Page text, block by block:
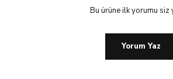
Bu ürüne ilk yorumu siz
Yorum Yaz